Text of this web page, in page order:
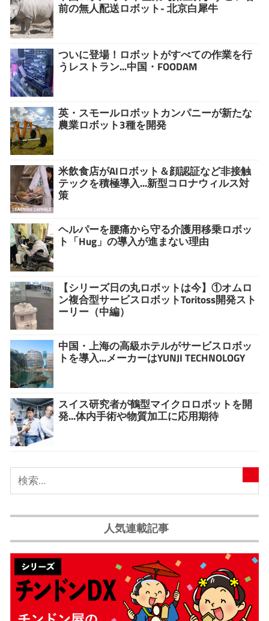
前の無人配送ロボット- 北京白犀牛
ついに登場！ロボットがすべての作業を行
うレストラン...中国・FOODAM
英・スモールロボットカンパニーが新たな
農業ロボット3種を開発
米飲食店がAIロボット＆顔認証など非接触
テックを積極導入...新型コロナウィルス対
策
ヘルパーを腰痛から守る介護用移乗ロボッ
ト「Hug」の導入が進まない理由
【シリーズ日の丸ロボットは今】①オムロ
ン複合型サービスロボットToritoss開発スト
ーリー（中編）
中国・上海の高級ホテルがサービスロボッ
トを導入...メーカーはYUNJI TECHNOLOGY
スイス研究者が鶴型マイクロロボットを開
発...体内手術や物質加工に応用期待
人気連載記事